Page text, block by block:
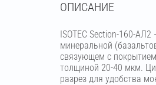
OПИСАНИЕ
ISOTEC Section-160-
минеральной
связующем с
толщиной 20-40 мкм.
разрез для удобства